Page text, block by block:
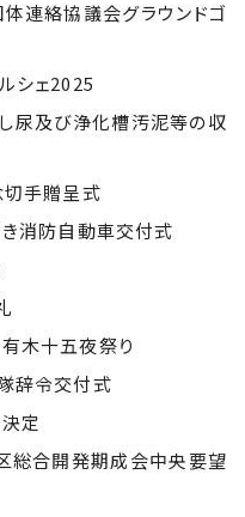
連絡協議会グラウンドゴ
シェ2025
尿及び浄化槽汚泥等の収
手贈呈式
消防自動車交付式
木十五夜祭り
辞令交付式
定
合開発期成会中央要望